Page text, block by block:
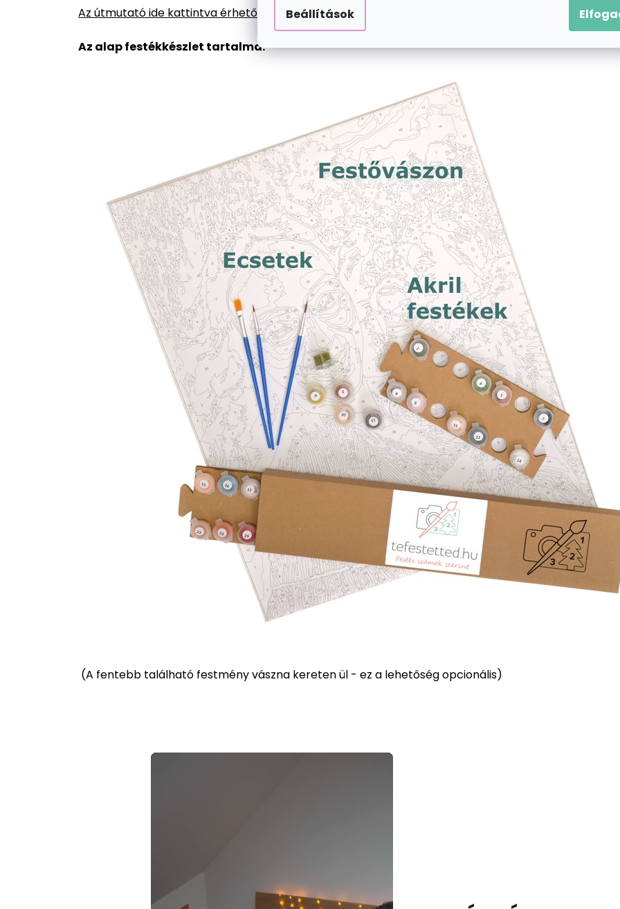
Beállítások
Az útmutató ide kattintva érhető el.
Az alap festékkészlet tartalma:
(A fentebb található festmény vászna kereten ül - ez a lehetőség opcionális)